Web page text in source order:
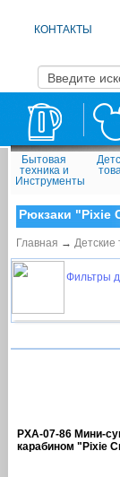
КОНТАКТЫ
Бытовая
техника и
Инструменты
Рюкзаки "Pixie
Главная →
Фильтры
PXA-07-86 Мини-
карабином "Pixie